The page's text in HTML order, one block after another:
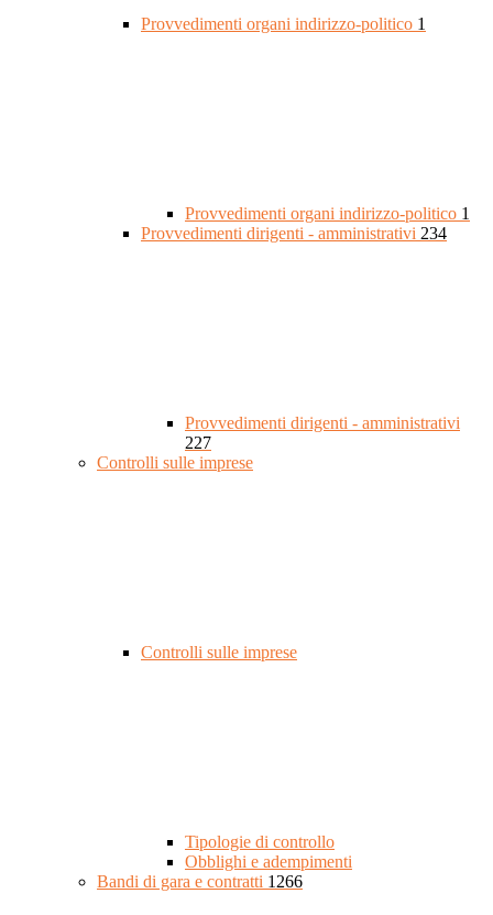
Provvedimenti organi indirizzo-politico 1
Provvedimenti organi indirizzo-politico 1
Provvedimenti dirigenti - amministrativi 234
Provvedimenti dirigenti - amministrativi
227
Controlli sulle imprese
Controlli sulle imprese
Tipologie di controllo
Obblighi e adempimenti
Bandi di gara e contratti 1266